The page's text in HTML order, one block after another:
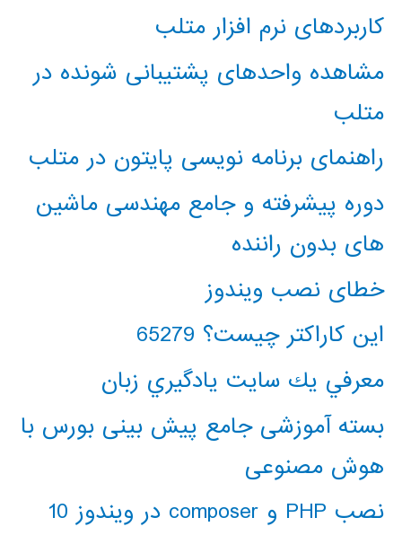
کاربردهای نرم افزار متلب
مشاهده واحدهای پشتیبانی شونده در
متلب
راهنمای برنامه نویسی پایتون در متلب
دوره پیشرفته و جامع مهندسی ماشین
های بدون راننده
خطای نصب ویندوز
این کاراکتر چیست؟ 65279
معرفي يك سايت يادگيري زبان
بسته آموزشی جامع پیش بینی بورس با
هوش مصنوعی
نصب PHP و composer در ویندوز 10